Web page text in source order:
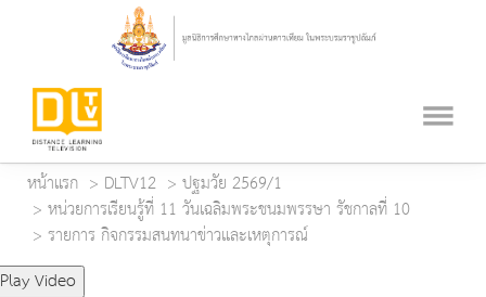
หน้าแรก DLTV12
ปฐมวัย 2569/1
หน่วยการเรียนรู้ที่ 11 วันเฉลิมพระชนมพรรษา รัชกาลที่ 10
รายการ กิจกรรมสนทนาข่าวและเหตุการณ์
Play Video